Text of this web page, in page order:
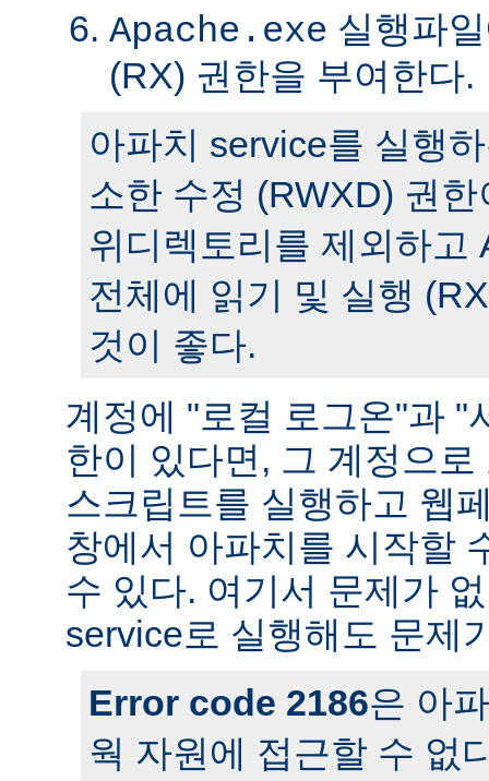
Apache.exe 실행파
(RX) 권한을 부여한다.
아파치 service를 실행
소한 수정 (RWXD) 권
위디렉토리를 제외하고
전체에 읽기 및 실행
것이 좋다.
계정에 "로컬 로그온"과 "
한이 있다면, 그 계정으
스크립트를 실행하고 웹
창에서 아파치를 시작할
수 있다. 여기서 문제가
service로 실행해도 문제
Error code 2186은 아
웍 자원에 접근할 수 없